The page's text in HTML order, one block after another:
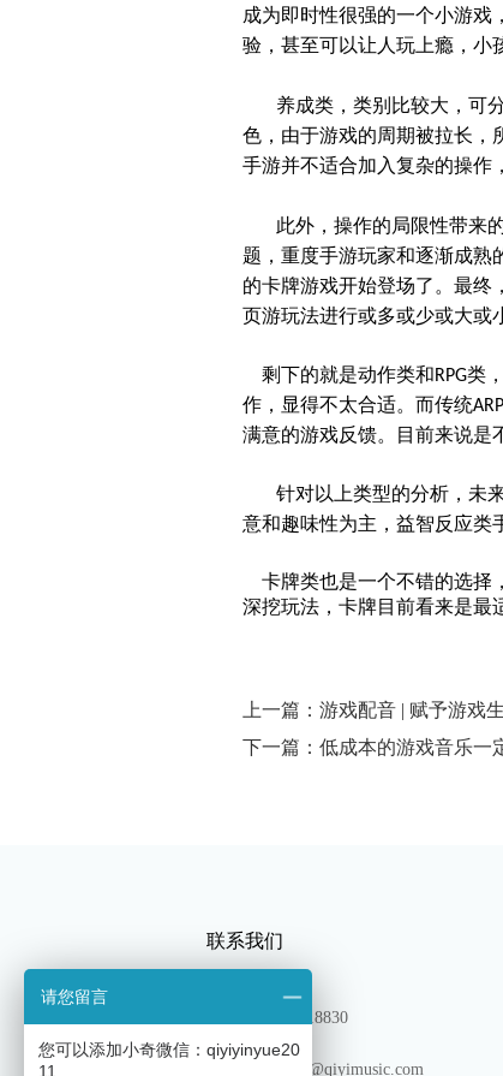
成为即时性很强的一个小游
验，甚至可以让人玩上瘾，小
养成类， 类别比较大， 可
色，由于游戏的周期被拉长，
手游并不适合加入复杂的操作
此外，操作的局限性带来
题，重度手游玩家和逐渐成熟
的卡牌游戏开始登场了。最终
页游玩法进行或多或少或大或
剩下的就是动作类和RPG类
作，显得不太合适。而传统
满意的游戏反馈。目前来说是
针对以上类型的分析，未
意和趣味性为主，益智反应类
卡牌类也是一个不错的选择
深挖玩法，卡牌目前看来是最
上一篇：游戏配音 | 赋予游戏
下一篇：低成本的游戏音乐一
联系我们
TEL：13180318830
邮箱: shichang@qiyimusic.com
请您留言
您可以添加小奇微信：qiyiyinyue20
11